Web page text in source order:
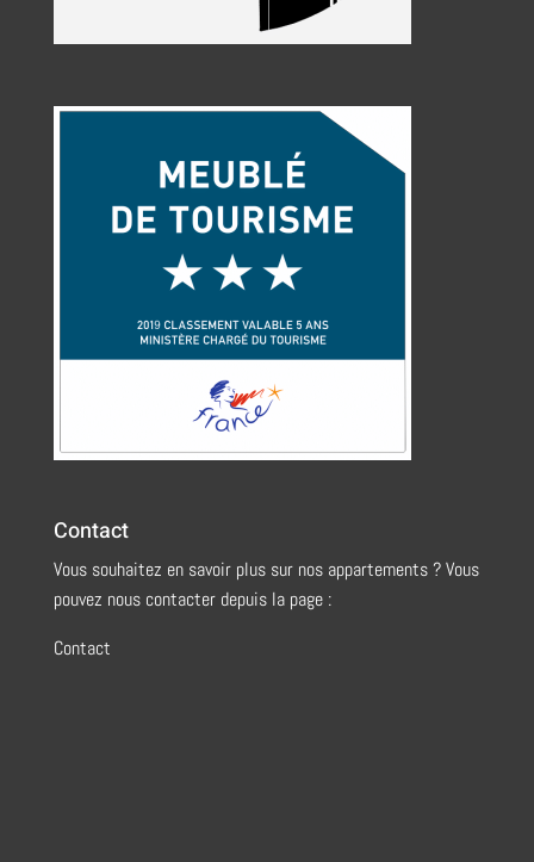
Contact
Vous souhaitez en savoir plus sur nos appartements ? Vous
pouvez nous contacter depuis la page :
Contact